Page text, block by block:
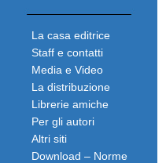
La casa editrice
Staff e contatti
Media e Video
La distribuzione
Librerie amiche
Per gli autori
Altri siti
Download – Norme